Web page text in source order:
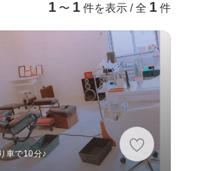
1 〜 1 件を表示 / 全 1 件
車で10分♪